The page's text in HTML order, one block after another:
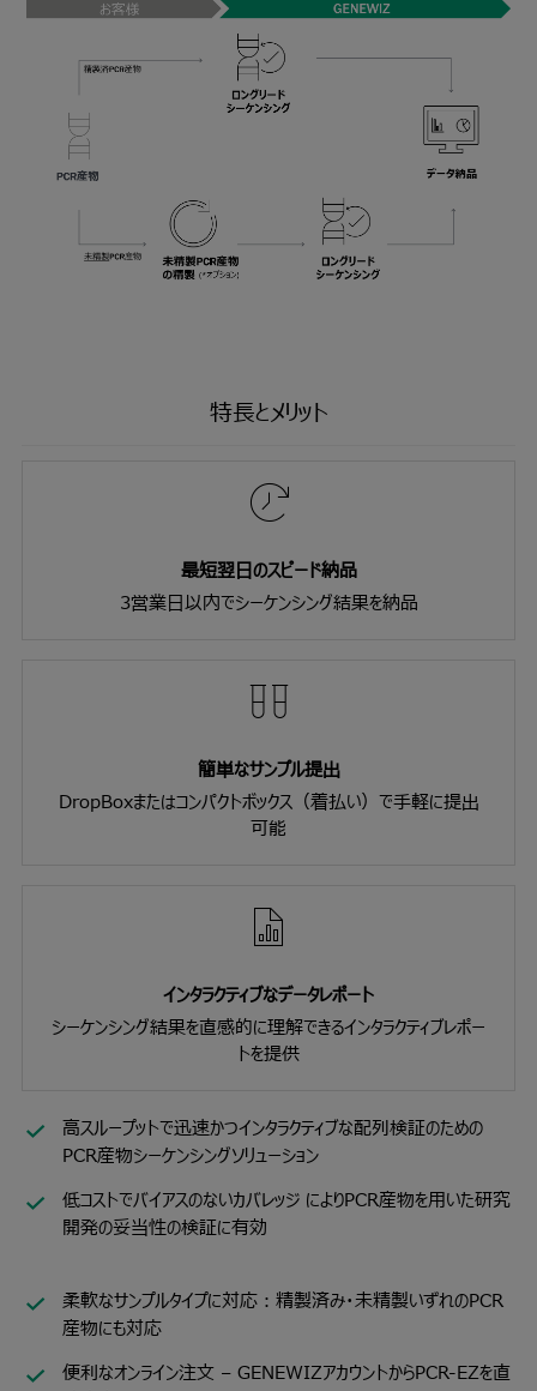
特長とメリット
最短翌日のスピード納品
3営業日以内でシーケンシング結果を納品​​
簡単なサンプル提出
DropBoxまたはコンパクトボックス（着払い）で手軽に提出
可能
インタラクティブなデータレポート
シーケンシング結果を直感的に理解できるインタラクティブレポー
トを提供
高スループットで迅速かつインタラクティブな配列検証のための
PCR産物シーケンシングソリューション
低コストでバイアスのないカバレッジ によりPCR産物を用いた研究
開発の妥当性の検証に有効
柔軟なサンプルタイプに対応：精製済み・未精製いずれのPCR
産物にも対応
便利なオンライン注文 – GENEWIZアカウントからPCR-EZを直